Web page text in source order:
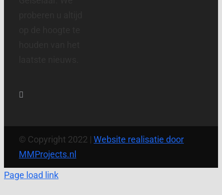
© Copyright 2022 | Website realisatie door
MMProjects.nl
Page load link